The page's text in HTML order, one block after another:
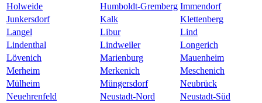
Holweide
Humboldt-Gremberg Immendorf
Junkersdorf
Kalk
Klettenberg
Langel
Libur
Lind
Lindenthal
Lindweiler
Longerich
Lövenich
Marienburg
Mauenheim
Merheim
Merkenich
Meschenich
Mülheim
Müngersdorf
Neubrück
Neuehrenfeld
Neustadt-Nord
Neustadt-Süd